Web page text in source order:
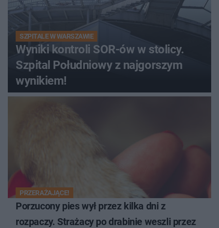
SZPITALE W WARSZAWIE
Wyniki kontroli SOR-ów w stolicy.
Szpital Południowy z najgorszym
wynikiem!
PRZERAŻAJĄCE!
Porzucony pies wył przez kilka dni z
rozpaczy. Strażacy po drabinie weszli przez